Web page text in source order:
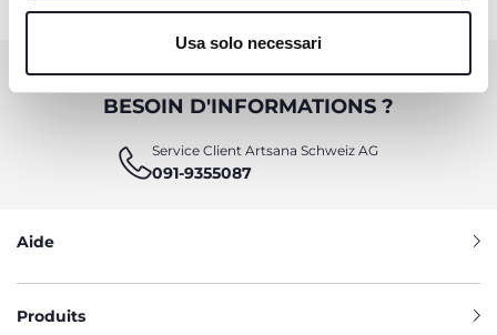
Usa solo necessari
BESOIN D'INFORMATIONS ?
Service Client Artsana Schweiz AG
091-9355087
Aide
Produits